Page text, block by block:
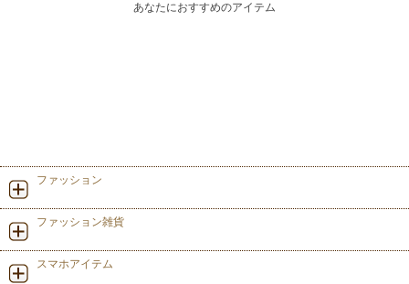
あなたにおすすめのアイテム
ファッション
ファッション雑貨
スマホアイテム